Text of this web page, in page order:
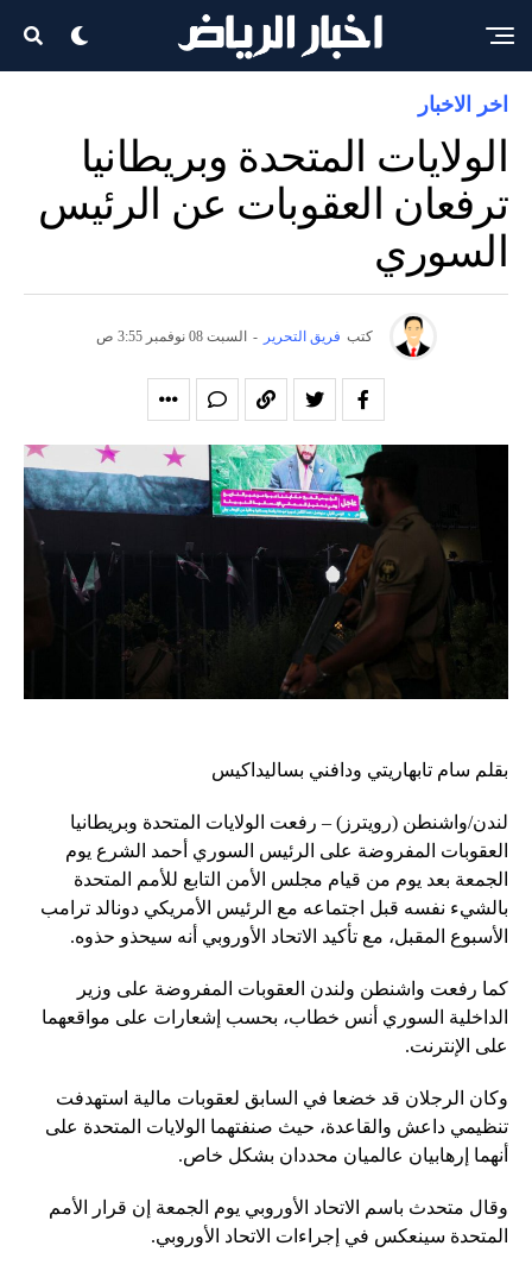
اخر الاخبار
الولايات المتحدة وبريطانيا
ترفعان العقوبات عن الرئيس
السوري
كتب فريق التحرير - السبت 08 نوفمبر 3:55 ص
بقلم سام تابهاريتي ودافني بساليداكيس
لندن/واشنطن (رويترز) – رفعت الولايات المتحدة وبريطانيا
العقوبات المفروضة على الرئيس السوري أحمد الشرع يوم
الجمعة بعد يوم من قيام مجلس الأمن التابع للأمم المتحدة
بالشيء نفسه قبل اجتماعه مع الرئيس الأمريكي دونالد ترامب
الأسبوع المقبل، مع تأكيد الاتحاد الأوروبي أنه سيحذو حذوه.
كما رفعت واشنطن ولندن العقوبات المفروضة على وزير
الداخلية السوري أنس خطاب، بحسب إشعارات على مواقعهما
على الإنترنت.
وكان الرجلان قد خضعا في السابق لعقوبات مالية استهدفت
تنظيمي داعش والقاعدة، حيث صنفتهما الولايات المتحدة على
أنهما إرهابيان عالميان محددان بشكل خاص.
وقال متحدث باسم الاتحاد الأوروبي يوم الجمعة إن قرار الأمم
المتحدة سينعكس في إجراءات الاتحاد الأوروبي.